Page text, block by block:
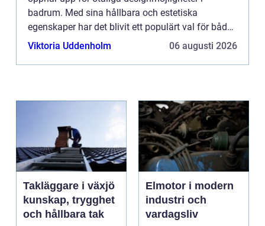
badrum. Med sina hållbara och estetiska
egenskaper har det blivit ett populärt val för både
privatpersoner och företa...
Viktoria Uddenholm 06 augusti 2026
Takläggare i växjö
kunskap, trygghet
och hållbara tak
Elmotor i modern
industri och
vardagsliv